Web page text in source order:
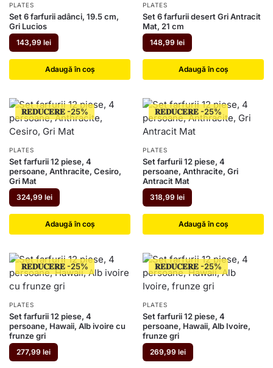
PLATES
Set 6 farfurii adânci, 19.5 cm,
Gri Lucios
143,99 lei
Adaugă în coș
PLATES
Set 6 farfurii desert Gri Antracit
Mat, 21 cm
148,99 lei
Adaugă în coș
𝐑𝐄𝐃𝐔𝐂𝐄𝐑𝐄
PLATES
Set farfurii 12 piese, 4
persoane, Anthracite, Cesiro,
Gri Mat
324,99 lei
Adaugă în coș
𝐑𝐄𝐃𝐔𝐂𝐄𝐑𝐄
PLATES
Set farfurii 12 piese, 4
persoane, Anthracite, Gri
Antracit Mat
318,99 lei
Adaugă în coș
𝐑𝐄𝐃𝐔𝐂𝐄𝐑𝐄
PLATES
Set farfurii 12 piese, 4
persoane, Hawaii, Alb ivoire cu
frunze gri
277,99 lei
𝐑𝐄𝐃𝐔𝐂𝐄𝐑𝐄
PLATES
Set farfurii 12 piese, 4
persoane, Hawaii, Alb Ivoire,
frunze gri
269,99 lei